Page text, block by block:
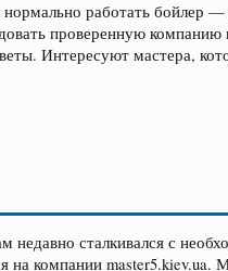
работать бойлер
проверенную
Интересуют мастера,
сталкивался с
на компании